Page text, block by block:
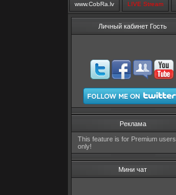
www.CobRa.lv LIVE Stream
Личный кабинет Гость
Реклама
This feature is for Premium users
only!
Мини чат